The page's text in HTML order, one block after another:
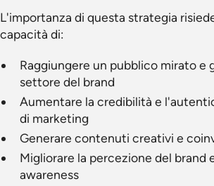
L'importanza di questa strategia
capacità di:
Raggiungere un pubblico mirato e
settore del brand
Aumentare la credibilità e
di marketing
Generare contenuti creativi e
Migliorare la percezione del brand
awareness